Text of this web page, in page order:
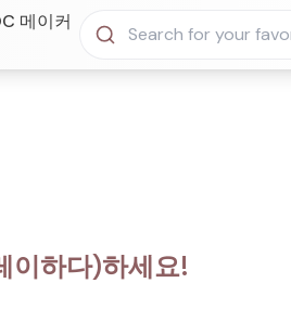
메이커
이하다)하세요!